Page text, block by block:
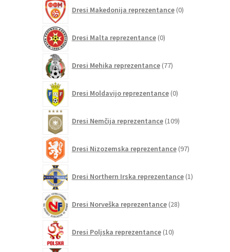
Dresi Makedonija reprezentance 0izdelkov
Dresi Malta reprezentance 0izdelkov
Dresi Mehika reprezentance 77izdelkov
Dresi Moldavijo reprezentance 0izdelkov
Dresi Nemčija reprezentance 109izdelkov
Dresi Nizozemska reprezentance 97izdelkov
Dresi Northern Irska reprezentance 1izdelek
Dresi Norveška reprezentance 28izdelkov
Dresi Poljska reprezentance 10izdelkov